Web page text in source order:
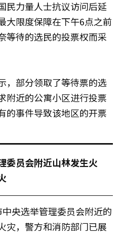
民力量人士抗议访问后延
大限度保障在下午6点之前
等待的选民的投票权而采
，部分领取了等待票的选
附近的公寓小区进行投票
的事件导致该地区的开票
委员会附近山林发生火
央选举管理委员会附近的
灾，警方和消防部门已展